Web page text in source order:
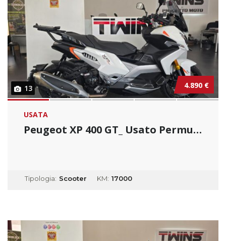
13 4.890 €
USATA
Peugeot XP 400 GT_ Usato Permutabile
Tipologia: Scooter KM: 17000